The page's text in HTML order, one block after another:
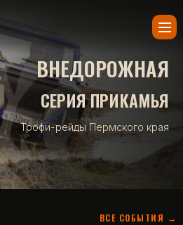
ВНЕДОРОЖНАЯ
СЕРИЯ ПРИКАМЬЯ
Трофи-рейды Пермского края
ВСЕ СОБЫТИЯ →